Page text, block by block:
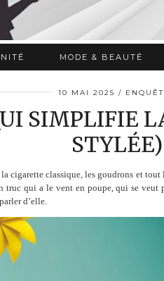
MODE & BEAUTÉ
10 MAI 2025
SIMPLIFIE
STYLÉE)
cigarette classique, les goudrons et tout
truc qui a le vent en poupe, qui se
d’elle.